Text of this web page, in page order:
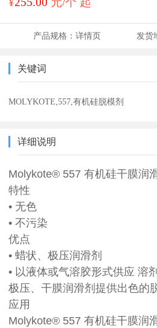
产品规格： 详情页 发货
关键词
MOLYKOTE,557,有机硅脱模剂
详细说明
Molykote® 557 有机硅干膜润
特性
• 无色
• 不污染
优点
• 蜡状、极压润滑剂
• 以液体或气溶胶形式供应 溶
极压、干膜润滑剂提供出色的
应用
Molykote® 557 有机硅干膜润